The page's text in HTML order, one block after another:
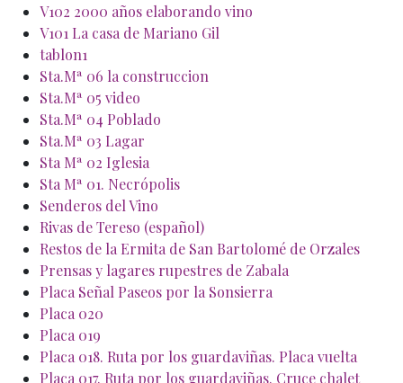
V102 2000 años elaborando vino
V101 La casa de Mariano Gil
tablon1
Sta.Mª 06 la construccion
Sta.Mª 05 video
Sta.Mª 04 Poblado
Sta.Mª 03 Lagar
Sta Mª 02 Iglesia
Sta Mª 01. Necrópolis
Senderos del Vino
Rivas de Tereso (español)
Restos de la Ermita de San Bartolomé de Orzales
Prensas y lagares rupestres de Zabala
Placa Señal Paseos por la Sonsierra
Placa 020
Placa 019
Placa 018. Ruta por los guardaviñas. Placa vuelta
Placa 017. Ruta por los guardaviñas. Cruce chalet